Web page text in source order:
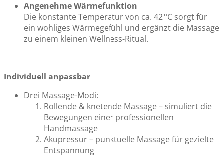
Angenehme Wärmefunktion
Die konstante Temperatur von ca. 42 °C sorgt für
ein wohliges Wärmegefühl und ergänzt die Massage
zu einem kleinen Wellness-Ritual.
Individuell anpassbar
Drei Massage-Modi:
Rollende & knetende Massage – simuliert die
Bewegungen einer professionellen
Handmassage
Akupressur – punktuelle Massage für gezielte
Entspannung